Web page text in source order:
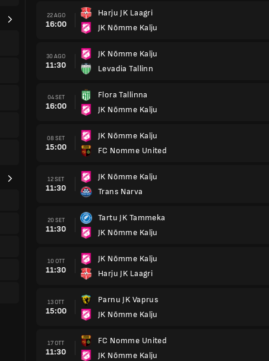
22 AGO
16:00
Harju JK Laagri
JK Nõmme Kalju
30 AGO
11:30
JK Nõmme Kalju
Levadia Tallinn
04 SET
16:00
Flora Tallinna
JK Nõmme Kalju
08 SET
15:00
JK Nõmme Kalju
FC Nomme United
12 SET
11:30
JK Nõmme Kalju
Trans Narva
20 SET
11:30
Tartu JK Tammeka
JK Nõmme Kalju
10 OTT
11:30
JK Nõmme Kalju
Harju JK Laagri
13 OTT
15:00
Parnu JK Vaprus
JK Nõmme Kalju
17 OTT
11:30
FC Nomme United
JK Nõmme Kalju